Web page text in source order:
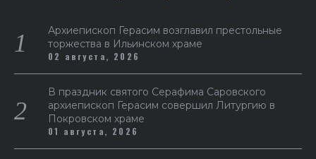
Архиепископ Герасим возглавил престольные
торжества в Ильинском храме
02 августа, 2026
В праздник святого Серафима Саровского
архиепископ Герасим совершил Литургию в
Покровском храме
01 августа, 2026